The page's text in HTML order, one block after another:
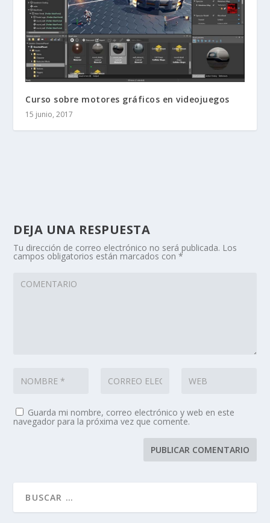
Curso sobre motores gráficos en videojuegos
15 junio, 2017
DEJA UNA RESPUESTA
Tu dirección de correo electrónico no será publicada. Los
campos obligatorios están marcados con*
Guarda mi nombre, correo electrónico y web en este
navegador para la próxima vez que comente.